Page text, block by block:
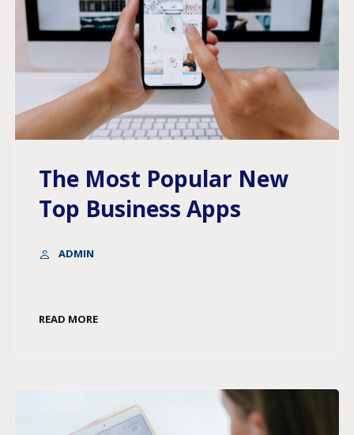
The Most Popular New
Top Business Apps
ADMIN
READ MORE